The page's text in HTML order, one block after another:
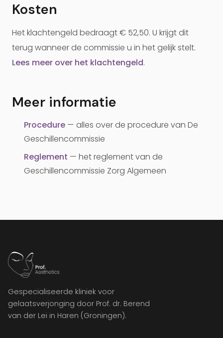
Kosten
Het klachtengeld bedraagt € 52,50. U krijgt dit
terug wanneer de commissie u in het gelijk stelt.
Lees meer over het klachtengeld.
Meer informatie
Procedure — alles over de procedure van De
Geschillencommissie
Reglement — het reglement van de
Geschillencommissie Zorg Algemeen
Gespecialiseerde kliniek voor
gelaatsverjonging door Prof. dr. Berend
van der Lei in Haren (Groningen).